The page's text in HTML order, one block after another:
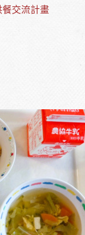
餐交流計畫